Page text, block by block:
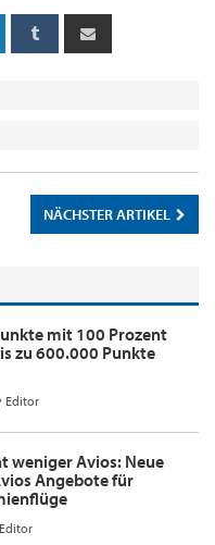
NÄCHSTER ARTIKEL
mit 100 Prozent
zu 600.000 Punkte
Editor
weniger Avios: Neue
Angebote für
Editor